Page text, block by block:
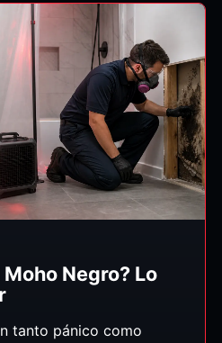
Negro? Lo
tanto pánico como